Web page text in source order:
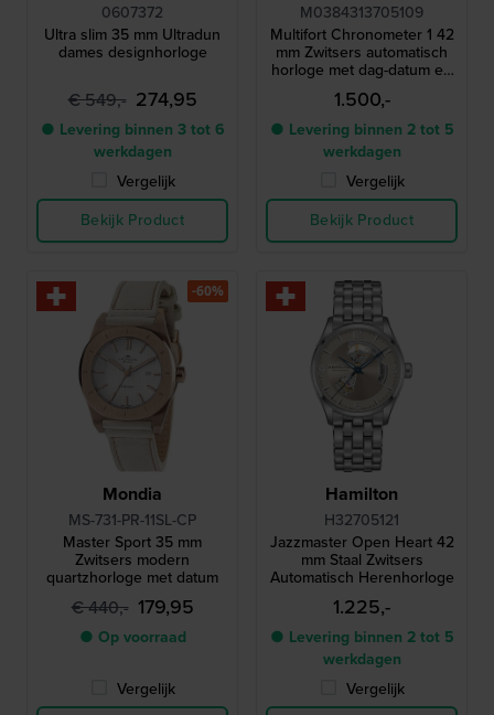
0607372
Ultra slim 35 mm Ultradun
dames designhorloge
€ 549,- 274,95
● Levering binnen 3 tot 6
werkdagen
Vergelijk
Bekijk Product
M0384313705109
Multifort Chronometer 1 42
mm Zwitsers automatisch
horloge met dag-datum en
COSC-certificering
1.500,-
● Levering binnen 2 tot 5
werkdagen
Vergelijk
Bekijk Product
Mondia
MS-731-PR-11SL-CP
Master Sport 35 mm
Zwitsers modern
quartzhorloge met datum
€ 440,- 179,95
● Op voorraad
Vergelijk
-60%
Hamilton
H32705121
Jazzmaster Open Heart 42
mm Staal Zwitsers
Automatisch Herenhorloge
1.225,-
● Levering binnen 2 tot 5
werkdagen
Vergelijk